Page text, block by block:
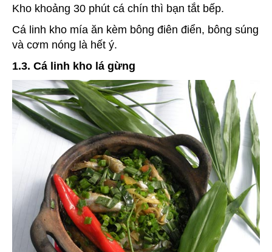
Kho khoảng 30 phút cá chín thì bạn tắt bếp.
Cá linh kho mía ăn kèm bông điên điển, bông súng
và cơm nóng là hết ý.
1.3. Cá linh kho lá gừng